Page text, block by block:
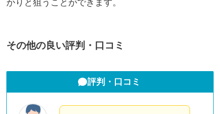
かりと狙うことができます。
その他の良い評判・口コミ
評判・口コミ